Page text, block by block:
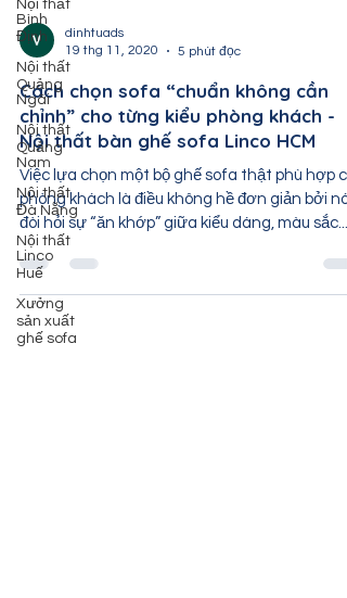
Nội thất
Bình
Định
Nội thất
Quảng
Ngãi
Nội thất
Quảng
Nam
Nội thất
Đà Nẵng
Nội thất
Linco
Huế
Xưởng
sản xuất
ghế sofa
dinhtuads
19 thg 11, 2020
5 phút đọc
Cách chọn sofa “chuẩn không cần
chỉnh” cho từng kiểu phòng khách -
Nội thất bàn ghế sofa Linco HCM
Việc lựa chọn một bộ ghế sofa thật phù hợp
phòng khách là điều không hề đơn giản bởi nó
đòi hỏi sự “ăn khớp” giữa kiểu dáng, màu sắc...